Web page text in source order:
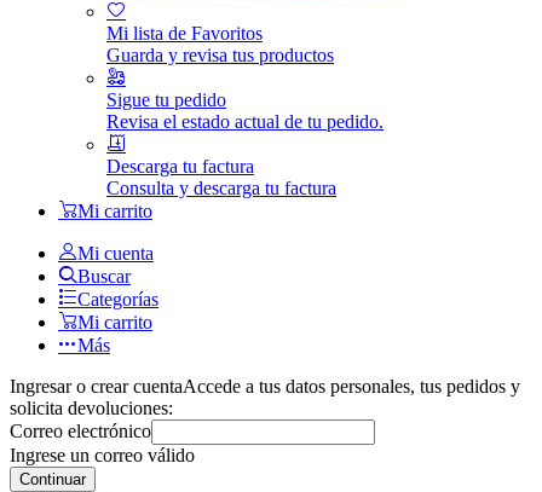
Mi lista de Favoritos
Guarda y revisa tus productos
Sigue tu pedido
Revisa el estado actual de tu pedido.
Descarga tu factura
Consulta y descarga tu factura
Mi carrito
Mi cuenta
Buscar
Categorías
Mi carrito
Más
Ingresar o crear cuentaAccede a tus datos personales, tus pedidos y
solicita devoluciones:
Correo electrónico
Ingrese un correo válido
Continuar